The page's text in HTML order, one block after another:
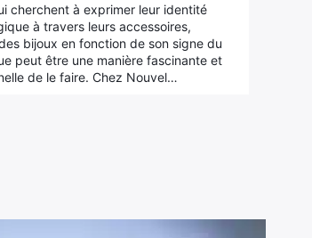
cherchent à exprimer leur identité
à travers leurs accessoires,
bijoux en fonction de son signe du
peut être une manière fascinante et
de le faire. Chez Nouvel…